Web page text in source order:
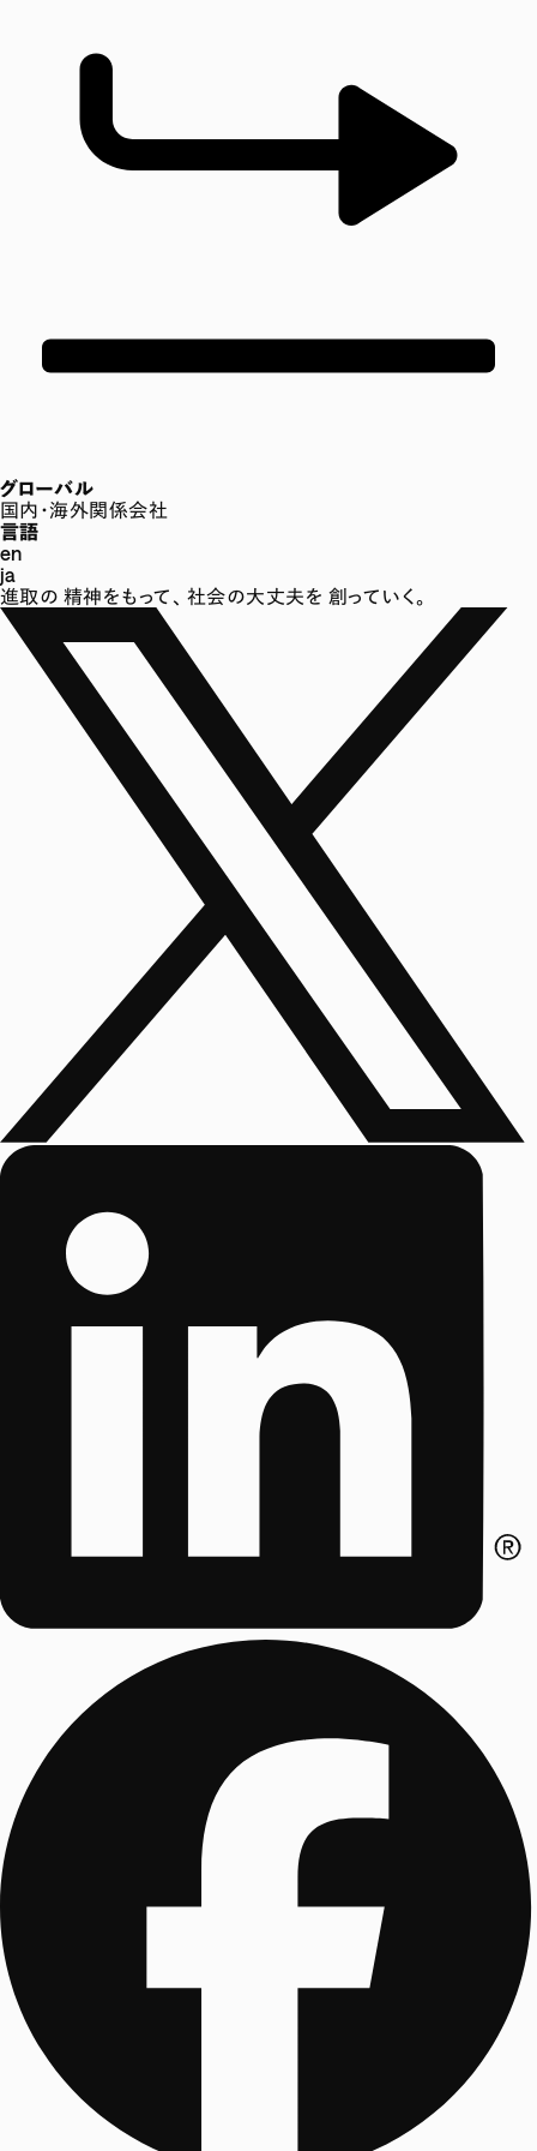
グローバル
国内・海外関係会社
言語
en
ja
進取の 精神をもって、 社会の大丈夫を 創っていく。